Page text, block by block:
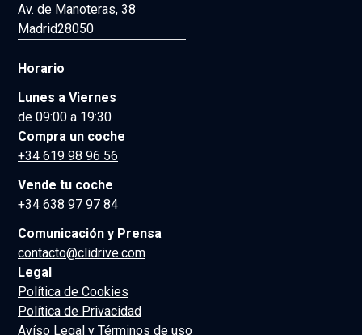
Av. de Manoteras, 38
Madrid28050
Horario
Lunes a Viernes
de 09:00 a 19:30
Compra un coche
+34 619 98 96 56
Vende tu coche
+34 638 97 97 84
Comunicación y Prensa
contacto@clidrive.com
Legal
Política de Cookies
Política de Privacidad
Avíso Legal y Términos de uso